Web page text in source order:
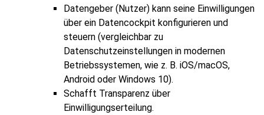
Datengeber (Nutzer) kann seine Einwilligungen
über ein Datencockpit konfigurieren und
steuern (vergleichbar zu
Datenschutzeinstellungen in modernen
Betriebssystemen, wie z. B. iOS/macOS,
Android oder Windows 10).
Schafft Transparenz über
Einwilligungserteilung.